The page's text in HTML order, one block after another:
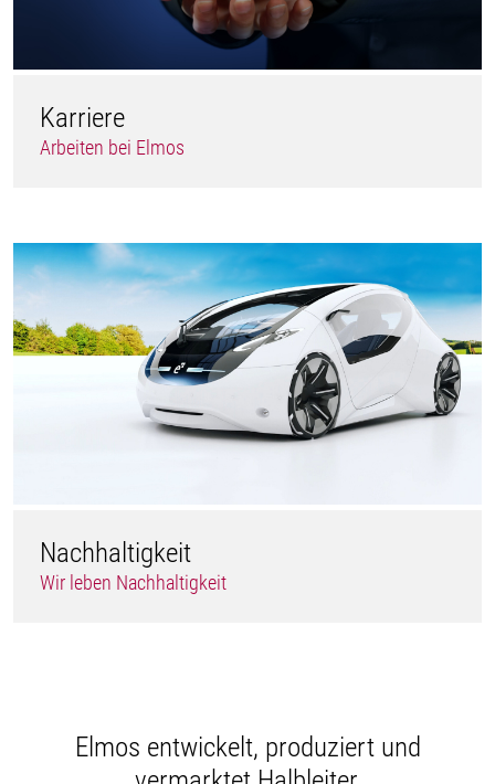
Karriere
Arbeiten bei Elmos
Nachhaltigkeit
Wir leben Nachhaltigkeit
Elmos entwickelt, produziert und